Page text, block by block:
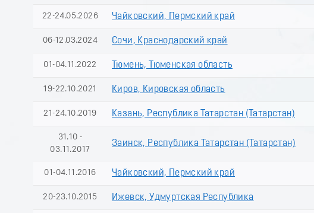
22-24.05.2026 Чайковский, Пермский край
06-12.03.2024 Сочи, Краснодарский край
01-04.11.2022 Тюмень, Тюменская область
19-22.10.2021 Киров, Кировская область
21-24.10.2019 Казань, Республика Татарстан (Татарстан)
31.10 -
03.11.2017
Заинск, Республика Татарстан (Татарстан)
01-04.11.2016 Чайковский, Пермский край
20-23.10.2015 Ижевск, Удмуртская Республика